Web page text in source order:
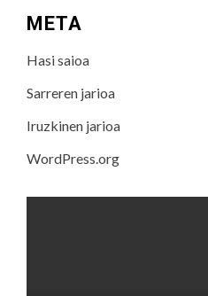
META
Hasi saioa
Sarreren jarioa
Iruzkinen jarioa
WordPress.org